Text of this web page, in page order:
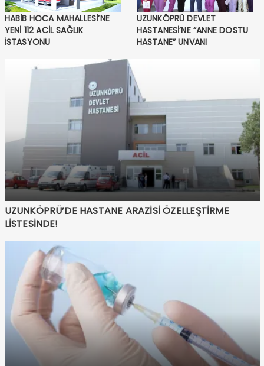
HABİB HOCA MAHALLESİ’NE
YENİ 112 ACİL SAĞLIK
İSTASYONU
UZUNKÖPRÜ DEVLET
HASTANESİ’NE “ANNE DOSTU
HASTANE” UNVANI
UZUNKÖPRÜ’DE HASTANE ARAZİSİ ÖZELLEŞTİRME
LİSTESİNDE!